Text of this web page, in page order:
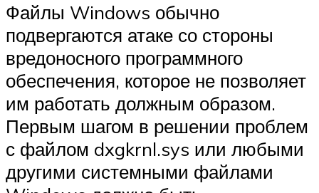
Файлы Windows обычно
подвергаются атаке со стороны
вредоносного программного
обеспечения, которое не позволяет
им работать должным образом.
Первым шагом в решении проблем
с файлом dxgkrnl.sys или любыми
другими системными файлами